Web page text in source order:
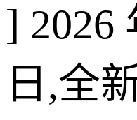
] 2026
日,全